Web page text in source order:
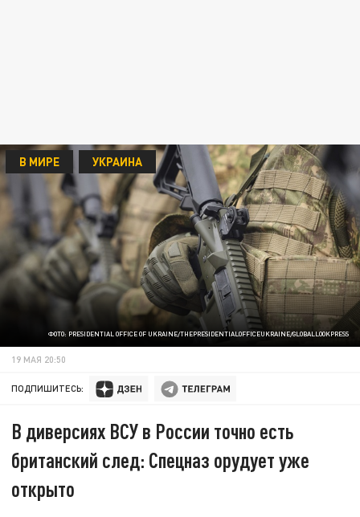
ФОТО: PRESIDENTIAL OFFICE OF UKRAINE/THEPRESIDENTIALOFFICEUKRAINE/GLOBALLOOKPRESS
В МИРЕ УКРАИНА
19 МАЯ 20:50
ПОДПИШИТЕСЬ:
В диверсиях ВСУ в России точно есть
британский след: Спецназ орудует уже
открыто